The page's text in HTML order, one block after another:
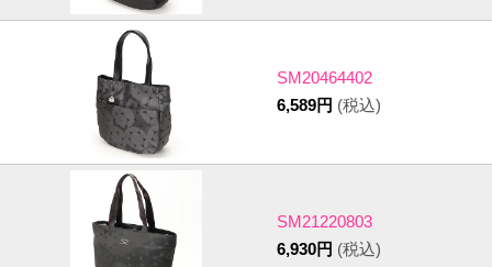
SM20464402
6,589円 (税込)
SM21220803
6,930円 (税込)